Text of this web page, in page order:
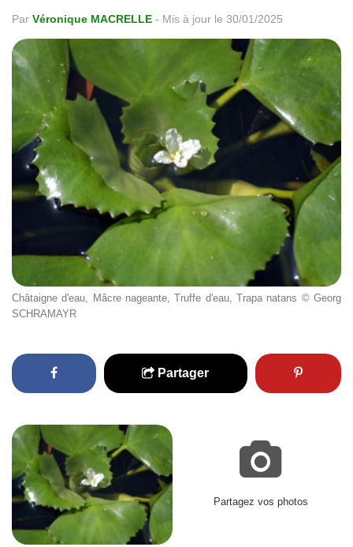
Par Véronique MACRELLE - Mis à jour le 30/01/2025
Châtaigne d'eau, Mâcre nageante, Truffe d'eau, Trapa natans © Georg
SCHRAMAYR
Partager
Partagez vos photos